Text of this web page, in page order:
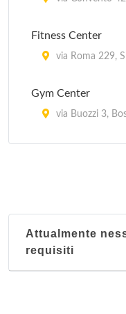
Fitness Center
via Roma 229,
Gym Center
via Buozzi 3,
via Giovanni
Attualmente
requisiti